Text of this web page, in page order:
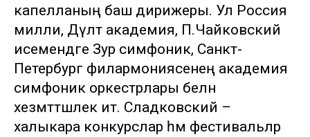
капелланың баш дирижеры. Ул Россия
милли, Дәүләт академия, П.Чайковский
исемендәге Зур симфоник, Санкт-
Петербург филармониясенең академия
симфоник оркестрлары белән
хезмәттәшлек итә. Сладковский –
халыкара конкурслар һәм фестивальләр